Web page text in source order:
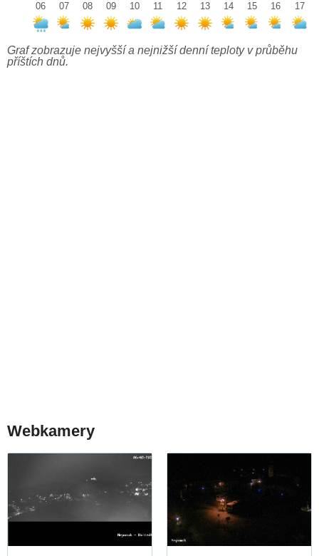
06
07
08
09
10
11
12
13
14
15
16
17
Graf zobrazuje nejvyšší a nejnižší denní teploty v průběhu
příštích dnů.
Webkamery